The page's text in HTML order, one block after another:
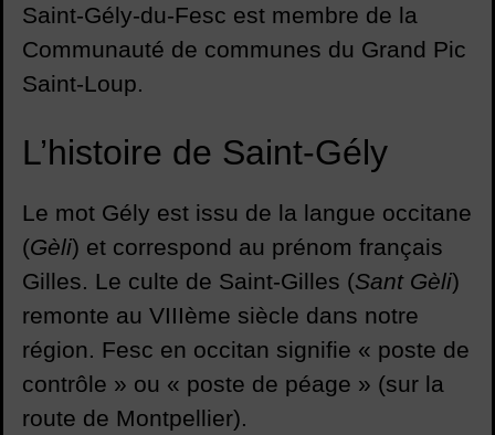
Saint-Gély-du-Fesc est membre de la
Communauté de communes du Grand Pic
Saint-Loup.
L’histoire de Saint-Gély
Le mot Gély est issu de la langue occitane
(Gèli) et correspond au prénom français
Gilles. Le culte de Saint-Gilles (Sant Gèli)
remonte au VIIIème siècle dans notre
région. Fesc en occitan signifie « poste de
contrôle » ou « poste de péage » (sur la
route de Montpellier).